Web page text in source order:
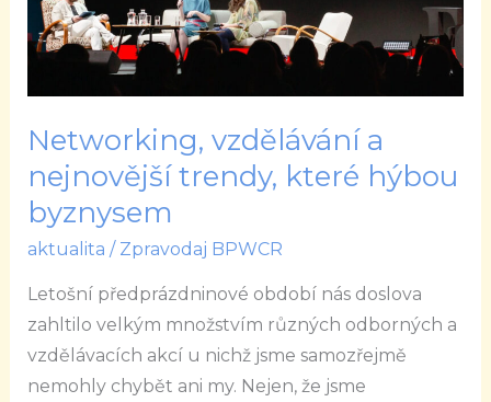
Networking, vzdělávání a
nejnovější trendy, které hýbou
byznysem
aktualita / Zpravodaj BPWCR
Letošní předprázdninové období nás doslova
zahltilo velkým množstvím různých odborných a
vzdělávacích akcí u nichž jsme samozřejmě
nemohly chybět ani my. Nejen, že jsme
které
hýbou
byznysem